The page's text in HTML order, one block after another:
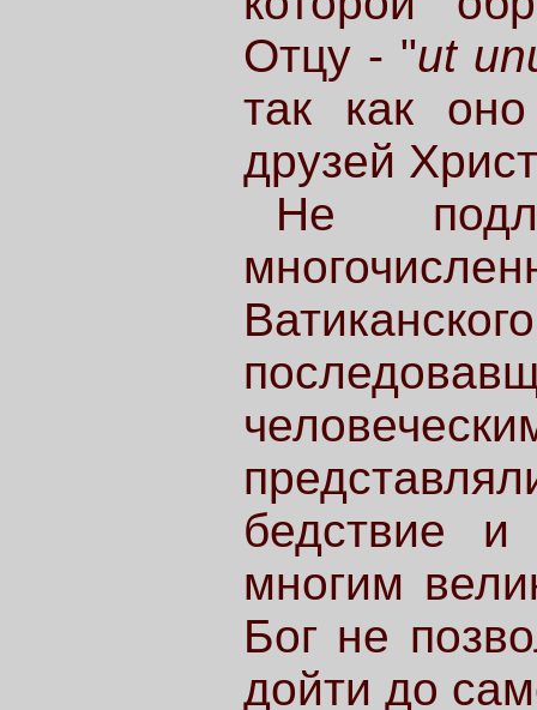
Отцу - "ut
так как оно
друзей
Не
бедствие
многим
Бог не
дойти до